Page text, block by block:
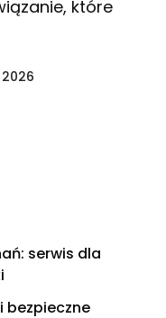
które
serwis dla
bezpieczne